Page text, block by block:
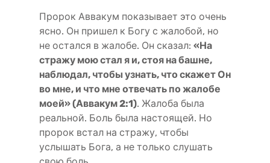
Пророк Аввакум показывает это очень
ясно. Он пришел к Богу с жалобой, но
не остался в жалобе. Он сказал: «На
стражу мою стал я и, стоя на башне,
наблюдал, чтобы узнать, что скажет Он
во мне, и что мне отвечать по жалобе
моей» (Аввакум 2:1). Жалоба была
реальной. Боль была настоящей. Но
пророк встал на стражу, чтобы
услышать Бога, а не только слушать